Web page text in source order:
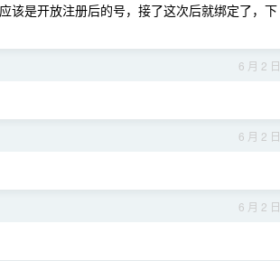
该是开放注册后的号，接了这次后就绑定了，下
6 月 2 日
6 月 2 日
6 月 2 日